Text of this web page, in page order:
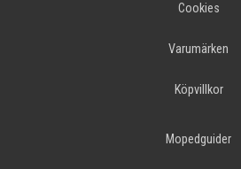
Cookies
Varumärken
Köpvillkor
Mopedguider